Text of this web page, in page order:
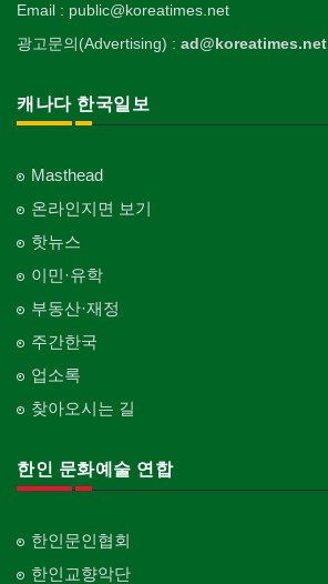
Email : public@koreatimes.net
광고문의(Advertising) : ad@koreatimes.net
캐나다 한국일보
Masthead
온라인지면 보기
핫뉴스
이민·유학
부동산·재정
주간한국
업소록
찾아오시는 길
한인 문화예술 연합
한인문인협회
한인교향악단